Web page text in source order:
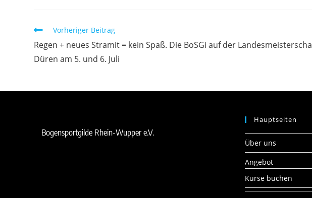
Vorheriger Beitrag
Regen + neues Stramit = kein Spaß. Die BoSGi auf der
Düren am 5. und 6. Juli
Bogensportgilde Rhein-Wupper e.V.
Hauptseiten
Über uns
Angebot
Kurse buchen